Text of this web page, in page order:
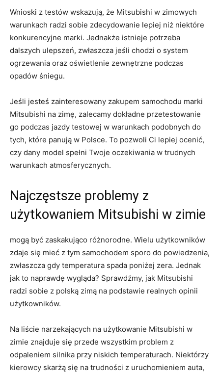
Wnioski z testów ⁢wskazują, że Mitsubishi w zimowych
⁤warunkach radzi sobie ⁣zdecydowanie lepiej ​niż niektóre
konkurencyjne marki. Jednakże istnieje potrzeba
dalszych ulepszeń, zwłaszcza jeśli​ chodzi o system ​
ogrzewania oraz oświetlenie‌ zewnętrzne podczas
opadów śniegu.
Jeśli jesteś ‍zainteresowany zakupem samochodu marki
Mitsubishi na‌ zimę, zalecamy dokładne przetestowanie
go podczas jazdy testowej w warunkach podobnych do
tych, które⁢ panują w Polsce. To pozwoli Ci lepiej ocenić,
‍czy dany​ model ‌spełni‍ Twoje oczekiwania w trudnych
warunkach atmosferycznych.
Najczęstsze problemy z
użytkowaniem Mitsubishi w zimie
mogą być zaskakująco różnorodne. Wielu użytkowników
zdaje się mieć z tym samochodem sporo do powiedzenia,
zwłaszcza gdy temperatura spada ⁣poniżej zera. Jednak
jak to naprawdę ​wygląda? Sprawdźmy, jak Mitsubishi⁢
radzi ⁣sobie​ z polską zimą na podstawie realnych opinii
⁤użytkowników.
Na liście narzekających na⁣ użytkowanie Mitsubishi w
zimie znajduje się​ przede wszystkim problem z
odpaleniem silnika​ przy niskich temperaturach. Niektórzy
kierowcy skarżą się na trudności z​ uruchomieniem auta,